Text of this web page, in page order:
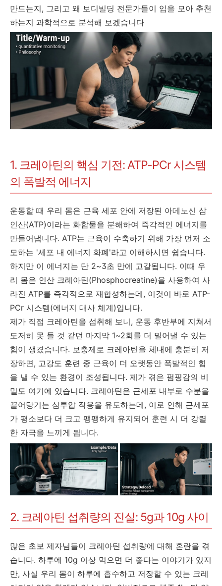
만드는지, 그리고 왜 보디빌딩 전문가들이 입을 모아 추천
하는지 과학적으로 분석해 보겠습니다
1. 크레아틴의 핵심 기전: ATP-PCr 시스템
의 폭발적 에너지
운동할 때 우리 몸은 근육 세포 안에 저장된 아데노신 삼
인산(ATP)이라는 화합물을 분해하여 즉각적인 에너지를
만들어냅니다. ATP는 근육이 수축하기 위해 가장 먼저 소
모하는 '세포 내 에너지 화폐'라고 이해하시면 쉽습니다.
하지만 이 에너지는 단 2~3초 만에 고갈됩니다. 이때 우
리 몸은 인산 크레아틴(Phosphocreatine)을 사용하여 사
라진 ATP를 즉각적으로 재합성하는데, 이것이 바로 ATP-
PCr 시스템(에너지 대사 체계)입니다.
제가 직접 크레아틴을 섭취해 보니, 운동 후반부에 지쳐서
도저히 못 들 것 같던 마지막 1~2회를 더 밀어낼 수 있는
힘이 생겼습니다. 보충제로 크레아틴을 체내에 충분히 저
장하면, 고강도 훈련 중 근육이 더 오랫동안 폭발적인 힘
을 낼 수 있는 환경이 조성됩니다. 제가 겪은 펌핑감의 비
밀도 여기에 있습니다. 크레아틴은 근세포 내부로 수분을
끌어당기는 삼투압 작용을 유도하는데, 이로 인해 근세포
가 평소보다 더 크고 팽팽하게 유지되어 훈련 시 더 강렬
한 자극을 느끼게 됩니다.
2. 크레아틴 섭취량의 진실: 5g과 10g 사이
많은 초보 제자님들이 크레아틴 섭취량에 대해 혼란을 겪
습니다. 하루에 10g 이상 먹으면 더 좋다는 이야기가 있지
만, 사실 우리 몸이 하루에 흡수하고 저장할 수 있는 크레